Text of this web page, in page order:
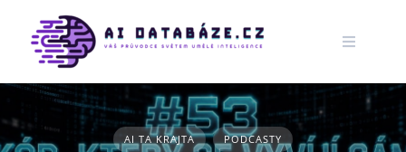
content
AI TA KRAJTA PODCASTY